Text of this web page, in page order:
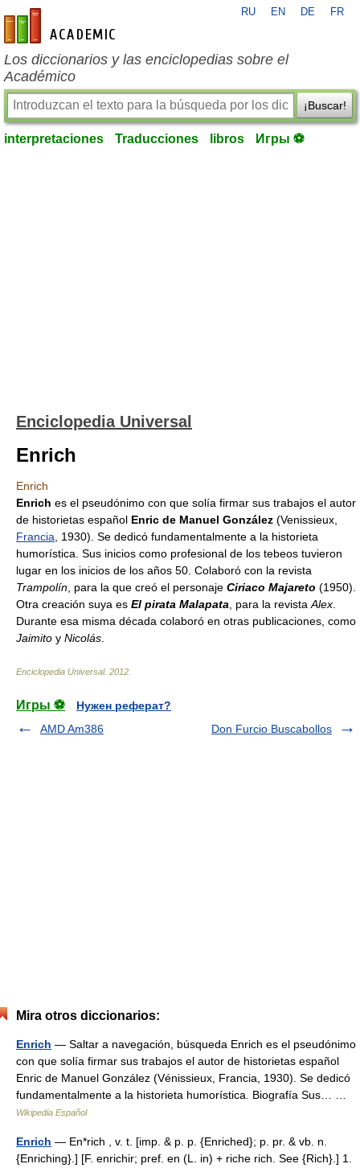
es-academic.com
RU EN DE FR
Los diccionarios y las enciclopedias sobre el
Académico
¡Buscar!
interpretaciones Traducciones libros Игры ⚽
Enciclopedia Universal
Enrich
Enrich
Enrich es el pseudónimo con que solía firmar sus trabajos el autor
de historietas español Enric de Manuel González (Venissieux,
Francia , 1930). Se dedicó fundamentalmente a la historieta
humorística. Sus inicios como profesional de los tebeos tuvieron
lugar en los inicios de los años 50. Colaboró con la revista
Trampolín , para la que creó el personaje Ciriaco Majareto (1950).
Otra creación suya es El pirata Malapata , para la revista Alex
Durante esa misma década colaboró en otras publicaciones, como
Jaimito y Nicolás
Enciclopedia Universal. 2012
Игры ⚽
Нужен реферат?
AMD Am386
Don Furcio Buscabollos
Mira otros diccionarios:
Enrich — Saltar a navegación, búsqueda Enrich es el pseudónimo
con que solía firmar sus trabajos el autor de historietas español
Enric de Manuel González (Vénissieux, Francia, 1930). Se dedicó
fundamentalmente a la historieta humorística. Biografía Sus… …
Wikipedia Español
Enrich — En*rich , v. t. [imp. & p. p. {Enriched}; p. pr. & vb. n.
{Enriching}.] [F. enrichir; pref. en (L. in) + riche rich. See {Rich}.] 1.